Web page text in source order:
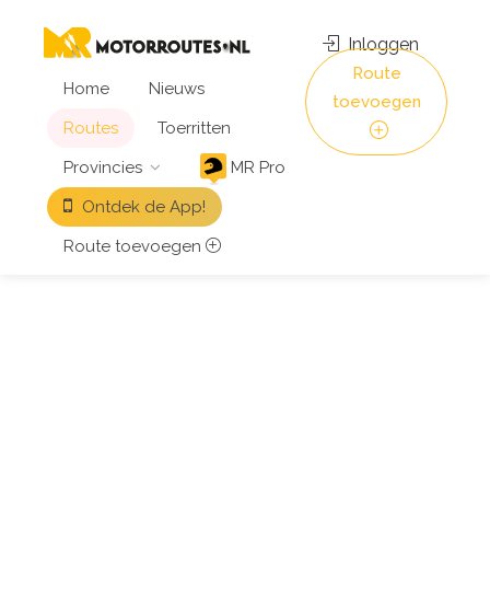
Home
Nieuws
Routes
Toerritten
Provincies
MR Pro
Ontdek de App!
Route toevoegen
Inloggen
Route
toevoegen